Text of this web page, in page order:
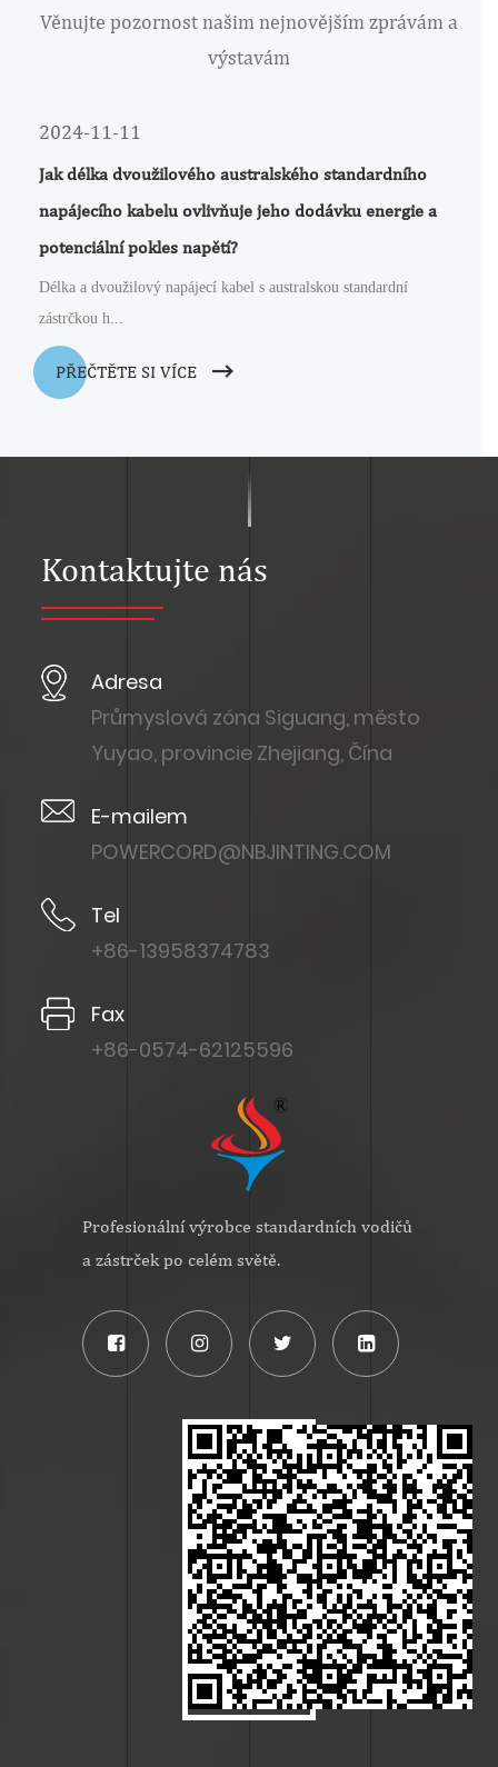
Věnujte pozornost našim nejnovějším zprávám a
výstavám
2024-11-11
Jak délka dvoužilového australského standardního
napájecího kabelu ovlivňuje jeho dodávku energie a
potenciální pokles napětí?
Délka a dvoužilový napájecí kabel s australskou standardní
zástrčkou h...
PŘEČTĚTE SI VÍCE
Kontaktujte nás
Adresa
Průmyslová zóna Siguang, město
Yuyao, provincie Zhejiang, Čína
E-mailem
POWERCORD@NBJINTING.COM
Tel
+86-13958374783
Fax
+86-0574-62125596
Profesionální výrobce standardních vodičů
a zástrček po celém světě.